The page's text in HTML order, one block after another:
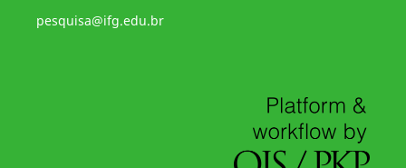
pesquisa@ifg.edu.br